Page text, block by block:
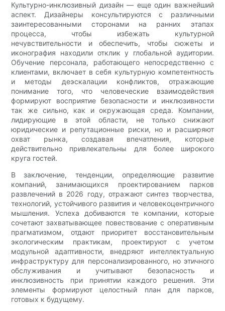
Культурно-инклюзивный дизайн — еще один важнейший
аспект. Дизайнеры консультируются с различными
заинтересованными сторонами на ранних этапах
процесса, чтобы избежать культурной
нечувствительности и обеспечить, чтобы сюжеты и
иконография находили отклик у глобальной аудитории.
Обучение персонала, работающего непосредственно с
клиентами, включает в себя культурную компетентность
и методы деэскалации конфликтов, отражающие
понимание того, что человеческие взаимодействия
формируют восприятие безопасности и инклюзивности
так же сильно, как и окружающая среда. Компании,
лидирующие в этой области, не только снижают
юридические и репутационные риски, но и расширяют
охват рынка, создавая впечатления, которые
действительно привлекательны для более широкого
круга гостей.
В заключение, тенденции, определяющие развитие
компаний, занимающихся проектированием парков
развлечений в 2026 году, отражают синтез творчества,
технологий, устойчивого развития и человекоцентричного
мышления. Успеха добиваются те компании, которые
сочетают захватывающее повествование с оперативным
прагматизмом, отдают приоритет восстановительным
экологическим практикам, проектируют с учетом
модульной адаптивности, внедряют интеллектуальную
инфраструктуру для персонализированного, но этичного
обслуживания и учитывают безопасность и
инклюзивность при принятии каждого решения. Эти
элементы формируют целостный план для парков,
готовых к будущему.